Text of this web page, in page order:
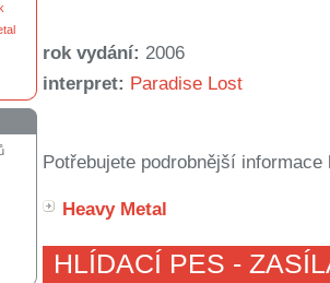
rok vydání: 2006
interpret: Paradise Lost
Potřebujete podrobnější
Heavy Metal
HLÍDACÍ PES -